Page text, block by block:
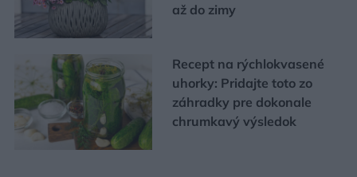
až do zimy
Recept na rýchlokvasené
uhorky: Pridajte toto zo
záhradky pre dokonale
chrumkavý výsledok